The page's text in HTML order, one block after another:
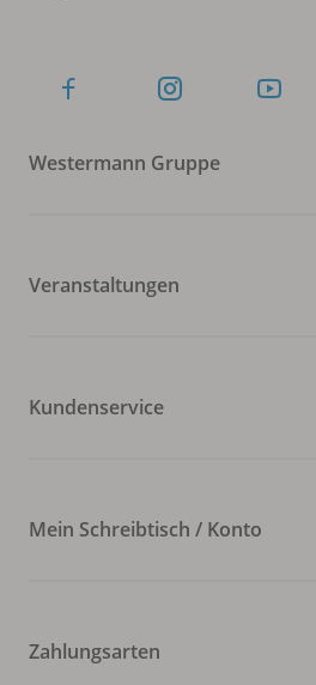
Westermann Gruppe
Veranstaltungen
Kundenservice
Mein Schreibtisch / Konto
Zahlungsarten